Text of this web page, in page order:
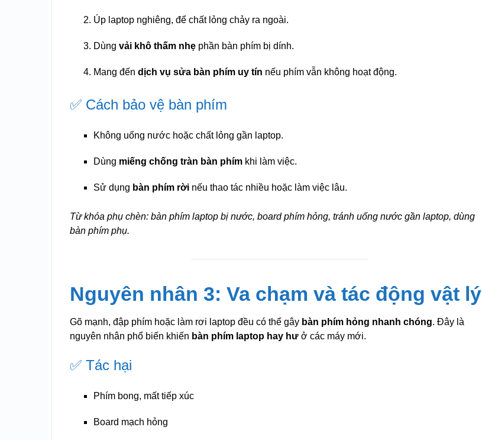
Úp laptop nghiêng, để chất lỏng chảy ra ngoài.
Dùngvải khô thấm nhẹ phần bàn phím bị dính.
Mang đếndịch vụ sửa bàn phím uy tín nếu phím vẫn không hoạt động.
✅ Cách bảo vệ bàn phím
Không uống nước hoặc chất lỏng gần laptop.
Dùng miếng chống tràn bàn phím khi làm việc.
Sử dụng bàn phím rời nếu thao tác nhiều hoặc làm việc lâu.
Từ khóa phụ chèn: bàn phím laptop bị nước, board phím hỏng, tránh uống nước gần laptop, dùng
bàn phím phụ.
Nguyên nhân 3: Va chạm và tác động vật lý
Gõ mạnh, đập phím hoặc làm rơi laptop đều có thể gây bàn phím hỏng nhanh chóng. Đây là
nguyên nhân phổ biến khiến bàn phím laptop hay hư ở các máy mới.
✅ Tác hại
Phím bong, mất tiếp xúc
Board mạch hỏng